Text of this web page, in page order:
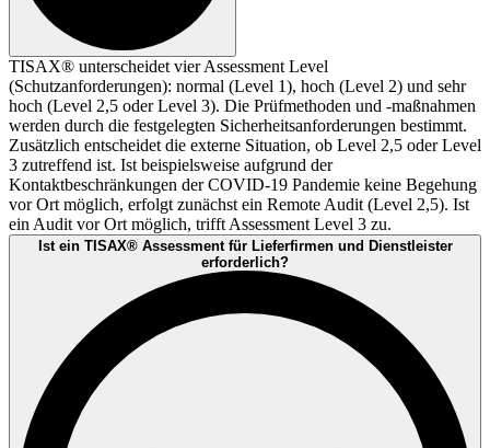
TISAX® unterscheidet vier Assessment Level
(Schutzanforderungen): normal (Level 1), hoch (Level 2) und sehr
hoch (Level 2,5 oder Level 3). Die Prüfmethoden und -maßnahmen
werden durch die festgelegten Sicherheitsanforderungen bestimmt.
Zusätzlich entscheidet die externe Situation, ob Level 2,5 oder Level
3 zutreffend ist. Ist beispielsweise aufgrund der
Kontaktbeschränkungen der COVID-19 Pandemie keine Begehung
vor Ort möglich, erfolgt zunächst ein Remote Audit (Level 2,5). Ist
ein Audit vor Ort möglich, trifft Assessment Level 3 zu.
Ist ein TISAX® Assessment für Lieferfirmen und Dienstleister
erforderlich?